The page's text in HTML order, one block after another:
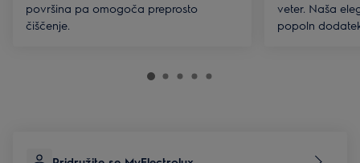
površina pa omogoča preprosto
čiščenje.
veter. Naša
popoln